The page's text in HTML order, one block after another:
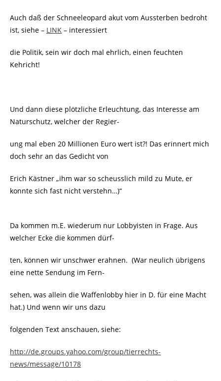
Auch daß der Schneeleopard akut vom Aussterben bedroht
ist, siehe – LINK – interessiert
die Politik, sein wir doch mal ehrlich, einen feuchten
Kehricht!
Und dann diese plötzliche Erleuchtung, das Interesse am
Naturschutz, welcher der Regier-
ung mal eben 20 Millionen Euro wert ist?! Das erinnert mich
doch sehr an das Gedicht von
Erich Kästner „ihm war so scheusslich mild zu Mute, er
konnte sich fast nicht verstehn…)“
Da kommen m.E. wiederum nur Lobbyisten in Frage. Aus
welcher Ecke die kommen dürf-
ten, können wir unschwer erahnen. (War neulich übrigens
eine nette Sendung im Fern-
sehen, was allein die Waffenlobby hier in D. für eine Macht
hat.) Und wenn wir uns dazu
folgenden Text anschauen, siehe:
http://de.groups.yahoo.com/group/tierrechts-
news/message/10178